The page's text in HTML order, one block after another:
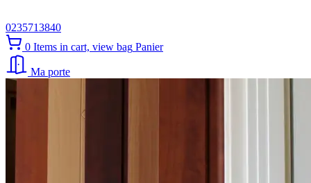
0235713840
0 Items in cart, view bag Panier
Ma porte